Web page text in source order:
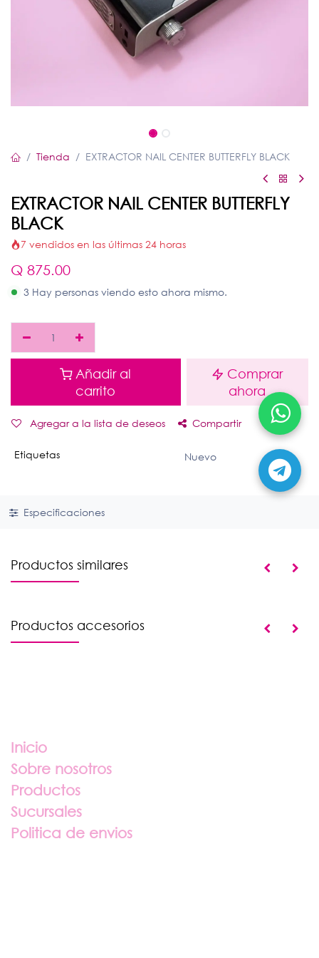
Tienda EXTRACTOR NAIL CENTER BUTTERFLY BLACK
EXTRACTOR NAIL CENTER BUTTERFLY
BLACK
7 vendidos en las últimas 24 horas
Q 875.00
3 Hay personas viendo esto ahora mismo.
Añadir al
carrito
Comprar
ahora
Agregar a la lista de deseos Compartir
Etiquetas Nuevo
Especificaciones
Productos similares
Productos accesorios
Inicio
Sobre nosotros
Productos
Sucursales
Politica de envios